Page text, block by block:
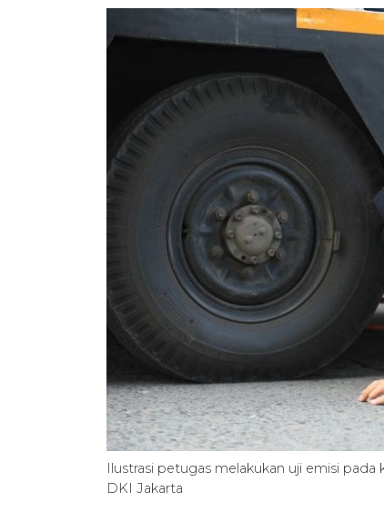
Ilustrasi petugas melakukan uji emisi
DKI Jakarta